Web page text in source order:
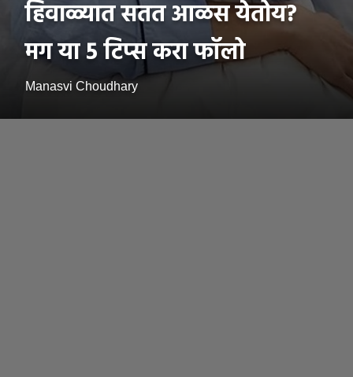
हिवाळ्यात सतत आळस येतोय?
मग या 5 टिप्स करा फॉलो
Manasvi Choudhary